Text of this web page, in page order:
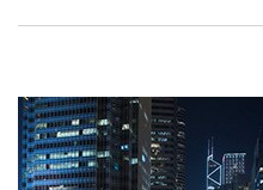
the box,
I give my
explicit
consent